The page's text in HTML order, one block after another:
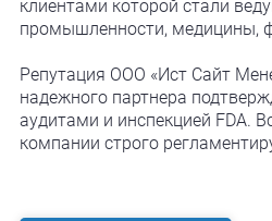
клиентами которой стали
промышленности, медицины,
Репутация ООО «Ист Сайт
надежного партнера
аудитами и инспекцией FDA.
компании строго